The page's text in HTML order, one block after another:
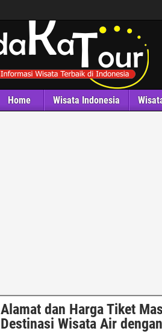
Home Wisata Indonesia
Alamat dan Harga Tiket
Destinasi Wisata Air